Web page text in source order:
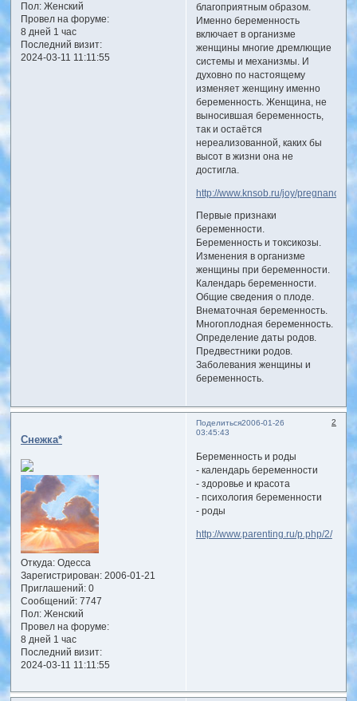
Пол:Женский
Провел на форуме:
8 дней 1 час
Последний визит:
2024-03-11 11:11:55
благоприятным образом.
Именно беременность
включает в организме
женщины многие дремлющие
системы и механизмы. И
духовно по настоящему
изменяет женщину именно
беременность. Женщина, не
выносившая беременность,
так и остаётся
нереализованной, каких бы
высот в жизни она не
достигла.
http://www.knsob.ru/joy/pregnancy/
Первые признаки
беременности.
Беременность и токсикозы.
Изменения в организме
женщины при беременности.
Календарь беременности.
Общие сведения о плоде.
Внематочная беременность.
Многоплодная беременность.
Определение даты родов.
Предвестники родов.
Заболевания женщины и
беременность.
Поделиться 2
2006-01-26
03:45:43
Снежка*
Откуда:Одесса
Зарегистрирован: 2006-01-21
Приглашений:0
Сообщений:7747
Пол:Женский
Провел на форуме:
8 дней 1 час
Последний визит:
2024-03-11 11:11:55
Беременность и роды
- календарь беременности
- здоровье и красота
- психология беременности
- роды
http://www.parenting.ru/p.php/2/